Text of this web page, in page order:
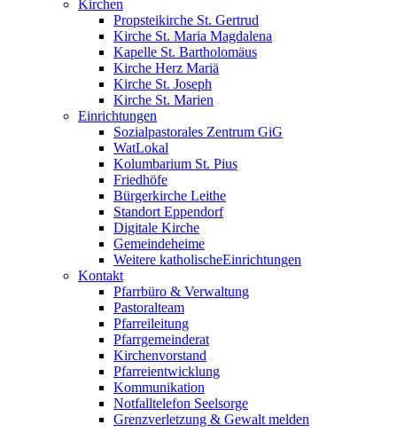
Kirchen
Propsteikirche St. Gertrud
Kirche St. Maria Magdalena
Kapelle St. Bartholomäus
Kirche Herz Mariä
Kirche St. Joseph
Kirche St. Marien
Einrichtungen
Sozialpastorales Zentrum GiG
WatLokal
Kolumbarium St. Pius
Friedhöfe
Bürgerkirche Leithe
Standort Eppendorf
Digitale Kirche
Gemeindeheime
Weitere katholische­­Einrichtungen
Kontakt
Pfarrbüro & Verwaltung
Pastoralteam
Pfarreileitung
Pfarrgemeinderat
Kirchenvorstand
Pfarreientwicklung
Kommunikation
Notfalltelefon Seelsorge
Grenzverletzung & Gewalt melden